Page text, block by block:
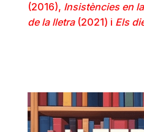
(2016), Insistències en
de la lletra(2021) i Els